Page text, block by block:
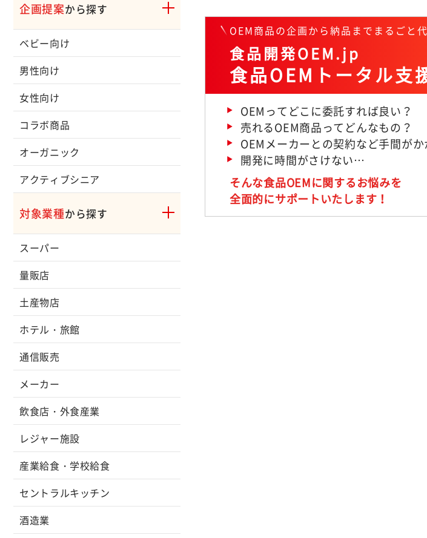
企画提案から探す
ベビー向け
男性向け
女性向け
コラボ商品
オーガニック
アクティブシニア
対象業種から探す
スーパー
量販店
土産物店
ホテル・旅館
通信販売
メーカー
飲食店・外食産業
レジャー施設
産業給食・学校給食
セントラルキッチン
酒造業
OEM商品の企画から納品までまるごと代
食品開発OEM.jp
食品OEMトータル支
OEMってどこに委託すれば良い？
売れるOEM商品ってどんなもの？
OEMメーカーとの契約など手間が
開発に時間がさけない…
そんな食品OEMに関するお悩みを
全面的にサポートいたします！